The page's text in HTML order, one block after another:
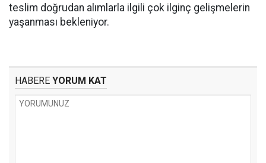
teslim doğrudan alımlarla ilgili çok ilginç gelişmelerin
yaşanması bekleniyor.
HABERE YORUM KAT